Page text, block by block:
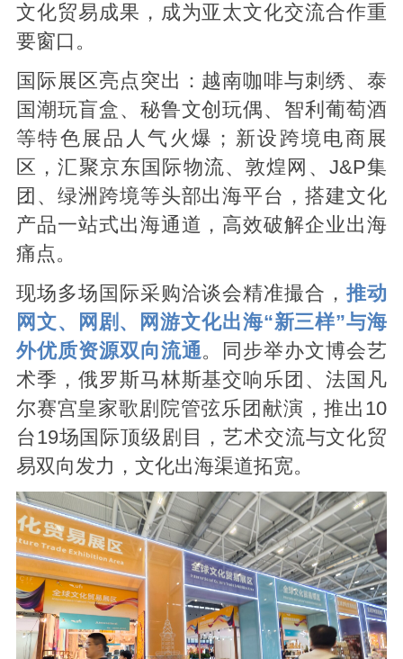
文化贸易成果，成为亚太文化交流合作重
要窗口。
国际展区亮点突出：越南咖啡与刺绣、泰
国潮玩盲盒、秘鲁文创玩偶、智利葡萄酒
等特色展品人气火爆；新设跨境电商展
区，汇聚京东国际物流、敦煌网、J&P集
团、绿洲跨境等头部出海平台，搭建文化
产品一站式出海通道，高效破解企业出海
痛点。
现场多场国际采购洽谈会精准撮合，推动
网文、网剧、网游文化出海“新三样”与海
外优质资源双向流通。同步举办文博会艺
术季，俄罗斯马林斯基交响乐团、法国凡
尔赛宫皇家歌剧院管弦乐团献演，推出10
台19场国际顶级剧目，艺术交流与文化贸
易双向发力，文化出海渠道拓宽。